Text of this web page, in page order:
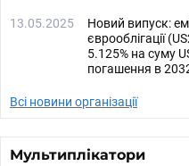
13.05.2025
Новий випуск:
єврооблігації
5.125% на суму
погашення в
Всі новини організації
Мультиплікатори